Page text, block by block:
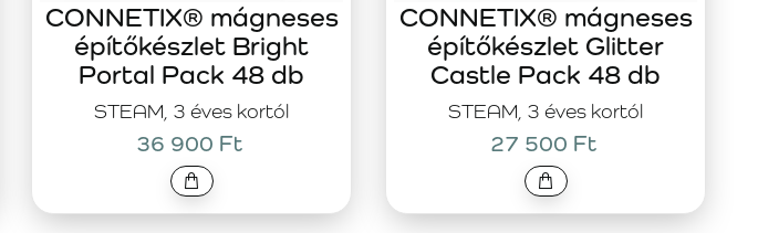
STEAM, 3 éves kortól
CONNETIX® mágneses
építőkészlet Bright
Portal Pack 48 db
36 900 Ft
STEAM, 3 éves kortól
CONNETIX® mágneses
építőkészlet Glitter
Castle Pack 48 db
27 500 Ft